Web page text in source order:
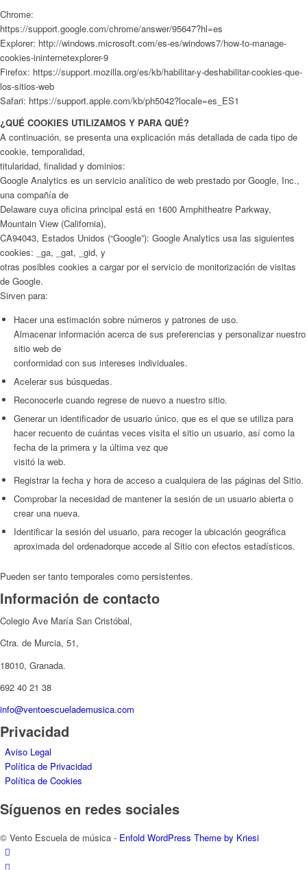
Chrome:
https://support.google.com/chrome/answer/95647?hl=es
Explorer: http://windows.microsoft.com/es-es/windows7/how-to-manage-
cookies-ininternetexplorer-9
Firefox: https://support.mozilla.org/es/kb/habilitar-y-deshabilitar-cookies-que-
los-sitios-web
Safari: https://support.apple.com/kb/ph5042?locale=es_ES1
¿QUÉ COOKIES UTILIZAMOS Y PARA QUÉ?
A continuación, se presenta una explicación más detallada de cada tipo de
cookie, temporalidad,
titularidad, finalidad y dominios:
Google Analytics es un servicio analítico de web prestado por Google, Inc.,
una compañía de
Delaware cuya oficina principal está en 1600 Amphitheatre Parkway,
Mountain View (California),
CA94043, Estados Unidos (“Google”): Google Analytics usa las siguientes
cookies: _ga, _gat, _gid, y
otras posibles cookies a cargar por el servicio de monitorización de visitas
de Google.
Sirven para:
Hacer una estimación sobre números y patrones de uso.
Almacenar información acerca de sus preferencias y personalizar nuestro
sitio web de
conformidad con sus intereses individuales.
Acelerar sus búsquedas.
Reconocerle cuando regrese de nuevo a nuestro sitio.
Generar un identificador de usuario único, que es el que se utiliza para
hacer recuento de cuántas veces visita el sitio un usuario, así como la
fecha de la primera y la última vez que
visitó la web.
Registrar la fecha y hora de acceso a cualquiera de las páginas del Sitio.
Comprobar la necesidad de mantener la sesión de un usuario abierta o
crear una nueva.
Identificar la sesión del usuario, para recoger la ubicación geográfica
aproximada del ordenadorque accede al Sitio con efectos estadísticos.
Pueden ser tanto temporales como persistentes.
Información de contacto
Colegio Ave María San Cristóbal,
Ctra. de Murcia, 51,
18010, Granada.
692 40 21 38
info@ventoescuelademusica.com
Privacidad
Aviso Legal
Política de Privacidad
Política de Cookies
Síguenos en redes sociales
© Vento Escuela de música - Enfold WordPress Theme by Kriesi